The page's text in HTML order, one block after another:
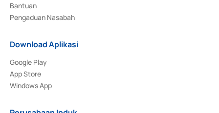
Bantuan
Pengaduan Nasabah
Download Aplikasi
Google Play
App Store
Windows App